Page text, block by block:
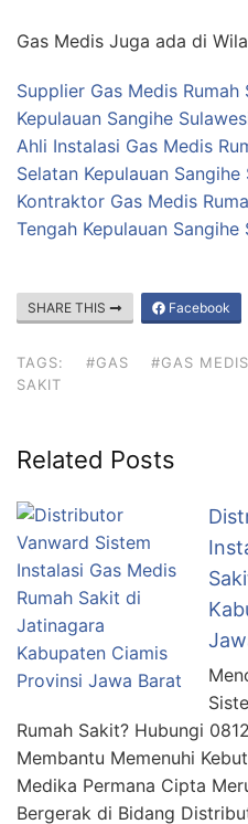
Gas Medis Juga ada di
Supplier Gas Medis
Kepulauan Sangihe
Ahli Instalasi Gas Medis
Selatan Kepulauan
Kontraktor Gas Medis
Tengah Kepulauan Sangihe
SHARE THIS Facebook
TAGS: #GAS #GAS MEDIS
SAKIT
Related Posts
Rumah Sakit? Hubungi
Membantu Memenuhi
Medika Permana Cipta
Bergerak di Bidang